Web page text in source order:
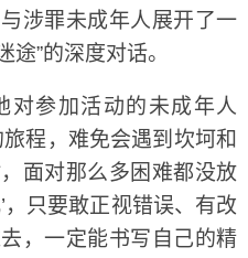
涉罪未成年人展开了一
途”的深度对话。
参加活动的未成年人
程，难免会遇到坎坷和
面对那么多困难都没放
，只要敢正视错误、有改
，一定能书写自己的精